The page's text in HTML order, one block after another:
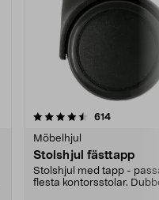
614
Möbelhjul
Stolshjul fästtapp
Stolshjul med tapp -
flesta kontorsstolar.
4.5 av 5 stjärnor